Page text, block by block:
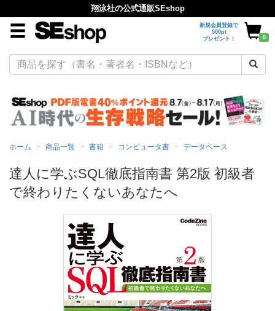
翔泳社の公式通販SEshop
新規会員登録で
500pt
プレゼント！
0
ホーム 商品一覧 書籍 コンピュータ書 データベース
達人に学ぶSQL徹底指南書 第2版 初級者
で終わりたくないあなたへ